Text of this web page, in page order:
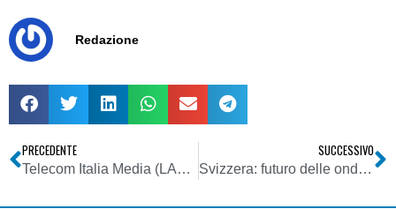
Redazione
PRECEDENTE
Telecom Italia Media (LA7, Apcom, ecc.): previsti ricavi in crescita
SUCCESSIVO
Svizzera: futuro delle onde medie